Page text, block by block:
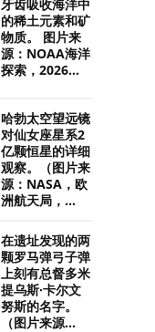
牙齿吸收海洋中
的稀土元素和矿
物质。 图片来
源：NOAA海洋
探索，2026...
哈勃太空望远镜
对仙女座星系2
亿颗恒星的详细
观察。（图片来
源：NASA，欧
洲航天局，...
在遗址发现的两
颗罗马弹弓子弹
上刻有总督多米
提乌斯·卡尔文
努斯的名字。
（图片来源...